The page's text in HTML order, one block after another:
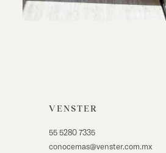
VENSTER
55 5280 7335
conocemas@venster.com.mx